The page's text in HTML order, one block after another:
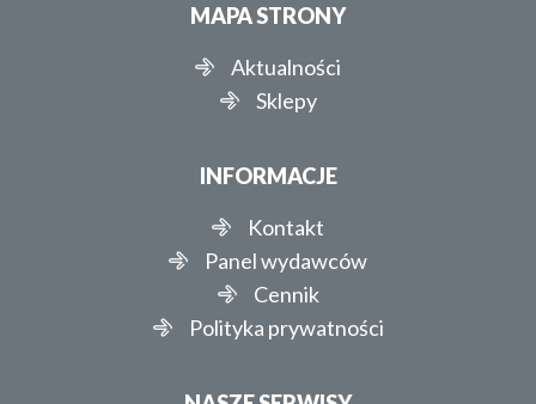
MAPA STRONY
Aktualności
Sklepy
INFORMACJE
Kontakt
Panel wydawców
Cennik
Polityka prywatności